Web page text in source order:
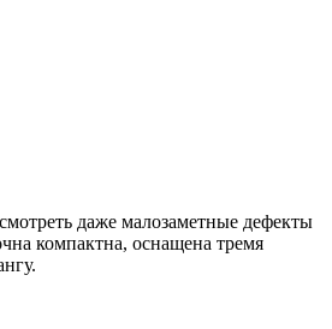
даже малозаметные дефекты
компактна, оснащена тремя